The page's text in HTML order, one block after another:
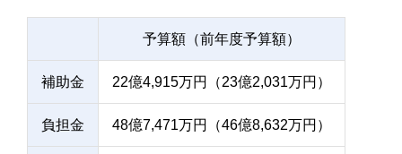
予算額（前年度予算額）
補助金 22億4,915万円（23億2,031万円）
負担金 48億7,471万円（46億8,632万円）